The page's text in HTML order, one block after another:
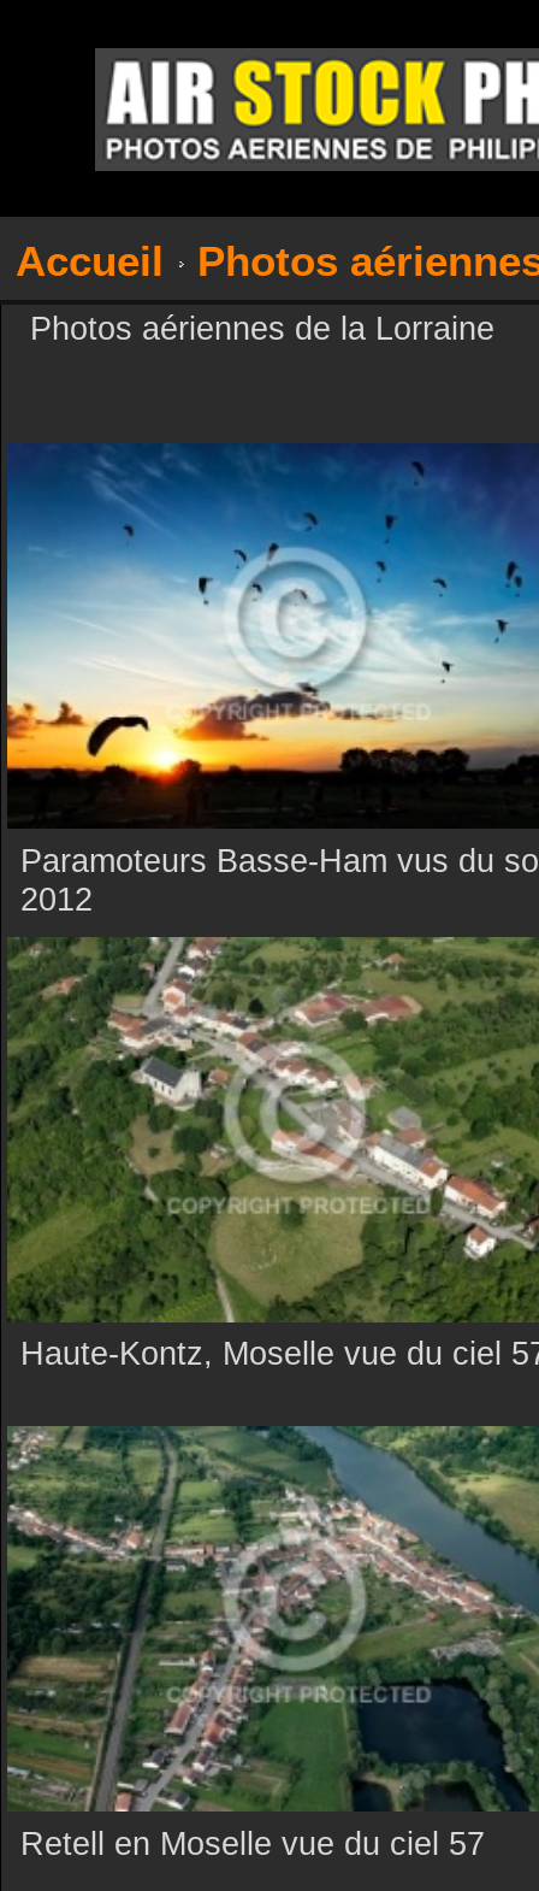
Accueil Photos
Photos aériennes de la Lorraine
Paramoteurs Basse-Ham vus du
2012
Haute-Kontz, Moselle vue du ciel
Retell en Moselle vue du ciel 57